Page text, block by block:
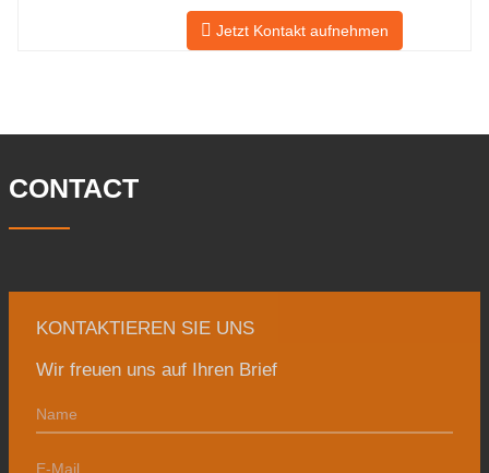
Generationen harter Arbeit umfasst es
nun eine Fläche von 50.000 ㎡ und
von Schmiedestücken beträgt 30.000
Jetzt Kontakt aufnehmen
CONTACT
KONTAKTIEREN SIE UNS
Wir freuen uns auf Ihren Brief